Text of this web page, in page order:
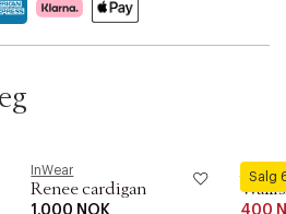
InWear
Renee cardigan
1.000 NOK
Salg
InWear
400